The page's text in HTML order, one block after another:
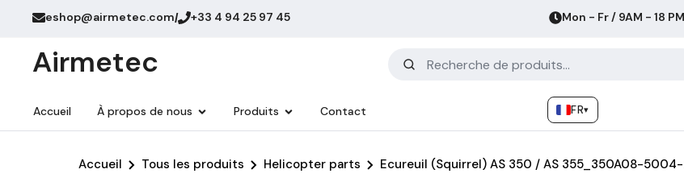
eshop@airmetec.com/ +33 4 94 25 97 45 Mon - Fr / 9AM - 18 PM
Airmetec
Accueil À propos de nous Produits Contact FR▾
Accueil Tous les produits Helicopter parts Ecureuil (Squirrel) AS 350 / AS 355_350A08-